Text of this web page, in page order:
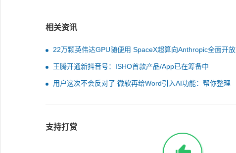
相关资讯
22万颗英伟达GPU随便用 SpaceX超算向Anthropic全面开放
王腾开通新抖音号：ISHO首款产品/App已在筹备中
用户这次不会反对了 微软再给Word引入AI功能：帮你整理
支持打赏